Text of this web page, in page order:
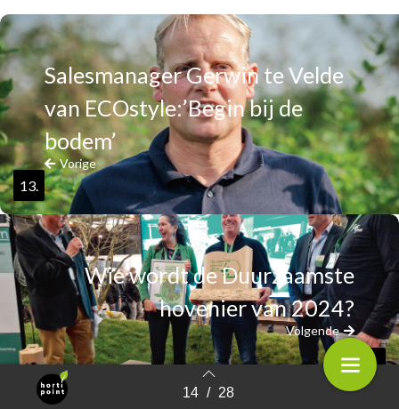
Terug naar overzicht 14 / 28
Salesmanager Gerwin te Velde
van ECOstyle:’Begin bij de
bodem’
Vorige
13.
Wie wordt de Duurzaamste
hovenier van 2024?
Volgende
15.